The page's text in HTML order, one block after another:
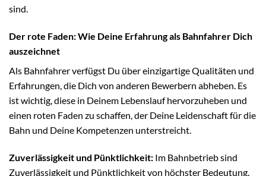
sind.
Der rote Faden: Wie Deine Erfahrung als Bahnfahrer Dich
auszeichnet
Als Bahnfahrer verfügst Du über einzigartige Qualitäten und
Erfahrungen, die Dich von anderen Bewerbern abheben. Es
ist wichtig, diese in Deinem Lebenslauf hervorzuheben und
einen roten Faden zu schaffen, der Deine Leidenschaft für die
Bahn und Deine Kompetenzen unterstreicht.
Zuverlässigkeit und Pünktlichkeit: Im Bahnbetrieb sind
Zuverlässigkeit und Pünktlichkeit von höchster Bedeutung.